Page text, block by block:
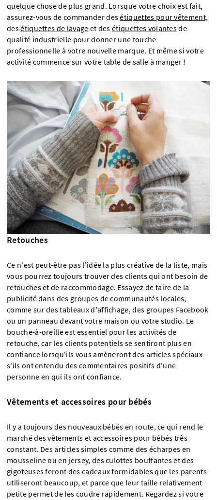
quelque chose de plus grand. Lorsque votre choix est fait,
assurez-vous de commander desétiquettes pour vêtement,
desétiquettes de lavage et desétiquettes volantesde
qualité industrielle pour donner une touche
professionnelle à votre nouvelle marque. Et même si votre
activité commence sur votre table de salle à manger !
Retouches
Ce n'est peut-être pas l'idée la plus créative de la liste, mais
vous pourrez toujours trouver des clients qui ont besoin de
retouches et de raccommodage. Essayez de faire de la
publicité dans des groupes de communautés locales,
comme sur des tableaux d'affichage, des groupes Facebook
ou un panneau devant votre maison ou votre studio. Le
bouche-à-oreille est essentiel pour les activités de
retouche, car les clients potentiels se sentiront plus en
confiance lorsqu'ils vous amèneront des articles spéciaux
s'ils ont entendu des commentaires positifs d'une
personne en qui ils ont confiance.
Vêtements et accessoires pour bébés
Il y a toujours des nouveaux bébés en route, ce qui rend le
marché des vêtements et accessoires pour bébés très
constant. Des articles simples comme des écharpes en
mousseline ou en jersey, des culottes bouffantes et des
gigoteuses feront des cadeaux formidables que les parents
utiliseront beaucoup, et parce que leur taille relativement
petite permet de les coudre rapidement. Regardez si votre